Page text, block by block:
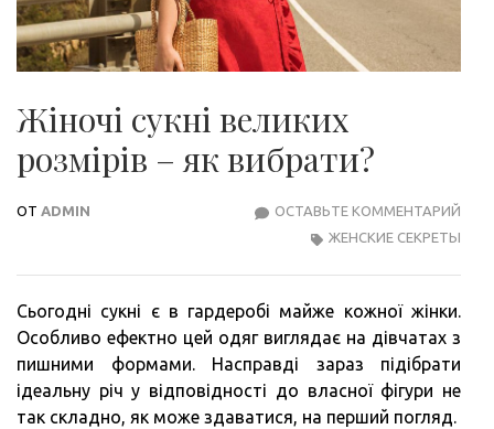
Жіночі сукні великих
розмірів – як вибрати?
ОТ ADMIN ОСТАВЬТЕ КОММЕНТАРИЙ
ЖЕНСКИЕ СЕКРЕТЫ
Сьогодні сукні є в гардеробі майже кожної жінки.
Особливо ефектно цей одяг виглядає на дівчатах з
пишними формами. Насправді зараз підібрати
ідеальну річ у відповідності до власної фігури не
так складно, як може здаватися, на перший погляд.